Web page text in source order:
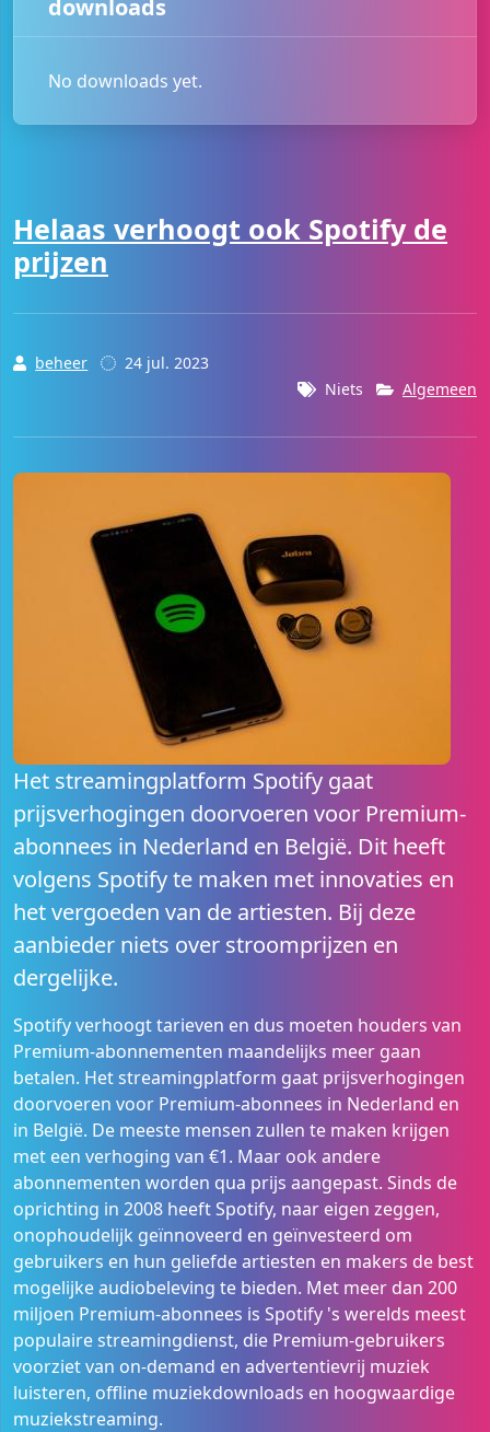
downloads
No downloads yet.
Helaas verhoogt ook Spotify de
prijzen
beheer
24 jul. 2023
Niets
Algemeen
Het streamingplatform Spotify gaat
prijsverhogingen doorvoeren voor Premium-
abonnees in Nederland en België. Dit heeft
volgens Spotify te maken met innovaties en
het vergoeden van de artiesten. Bij deze
aanbieder niets over stroomprijzen en
dergelijke.
Spotify verhoogt tarieven en dus moeten houders van
Premium-abonnementen maandelijks meer gaan
betalen. Het streamingplatform gaat prijsverhogingen
doorvoeren voor Premium-abonnees in Nederland en
in België. De meeste mensen zullen te maken krijgen
met een verhoging van €1. Maar ook andere
abonnementen worden qua prijs aangepast. Sinds de
oprichting in 2008 heeft Spotify, naar eigen zeggen,
onophoudelijk geïnnoveerd en geïnvesteerd om
gebruikers en hun geliefde artiesten en makers de best
mogelijke audiobeleving te bieden. Met meer dan 200
miljoen Premium-abonnees is Spotify 's werelds meest
populaire streamingdienst, die Premium-gebruikers
voorziet van on-demand en advertentievrij muziek
luisteren, offline muziekdownloads en hoogwaardige
muziekstreaming.